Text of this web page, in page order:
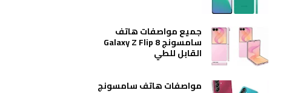
جميع مواصفات هاتف
سامسونج Galaxy Z Flip 8
القابل للطي
مواصفات هاتف سامسونج